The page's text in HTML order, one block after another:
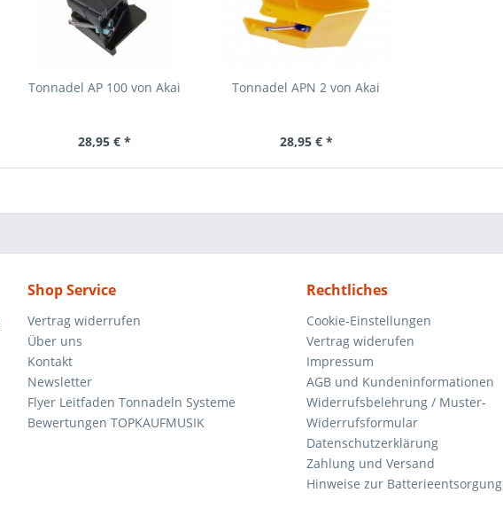
Tonnadel AP 100 von Akai
28,95 € *
Tonnadel APN 2 von Akai
28,95 € *
Shop Service
Vertrag widerrufen
Über uns
Kontakt
Newsletter
Flyer Leitfaden Tonnadeln Systeme
Bewertungen TOPKAUFMUSIK
Rechtliches
Cookie-Einstellungen
Vertrag widerufen
Impressum
AGB und Kundeninformationen
Widerrufsbelehrung / Muster-
Widerrufsformular
Datenschutzerklärung
Zahlung und Versand
Hinweise zur Batterieentsorgung